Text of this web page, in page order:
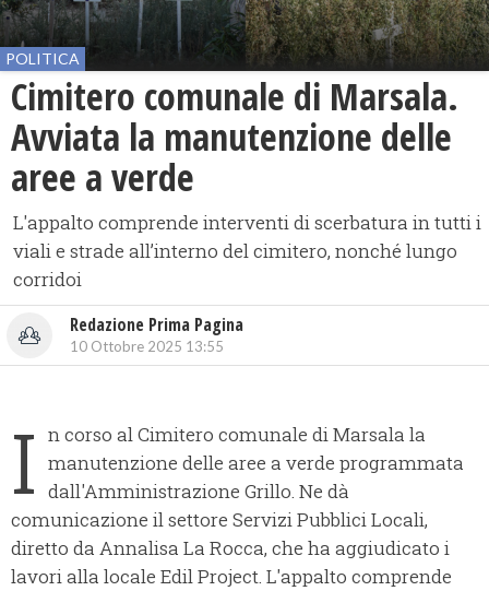
POLITICA
Cimitero comunale di Marsala.
Avviata la manutenzione delle
aree a verde
L'appalto comprende interventi di scerbatura in tutti i
viali e strade all’interno del cimitero, nonché lungo
corridoi
Redazione Prima Pagina
10 Ottobre 2025 13:55
I n corso al Cimitero comunale di Marsala la
manutenzione delle aree a verde programmata
dall'Amministrazione Grillo. Ne dà
comunicazione il settore Servizi Pubblici Locali,
diretto da Annalisa La Rocca, che ha aggiudicato i
lavori alla locale Edil Project. L'appalto comprende